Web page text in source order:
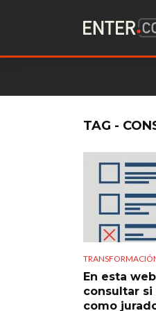
TAG -
En esta
consultar
como